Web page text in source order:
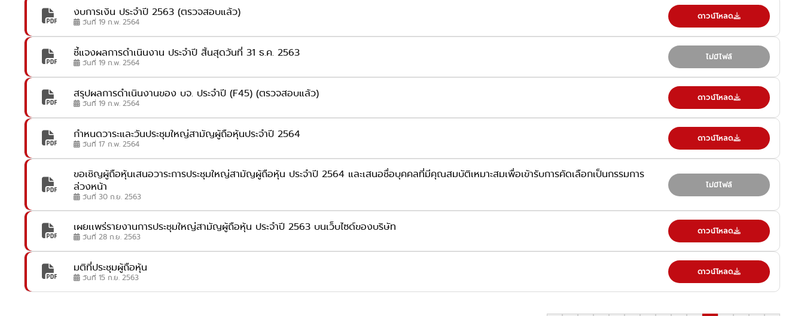
งบการเงิน ประจำปี 2563 (ตรวจสอบแล้ว)
วันที่ 19 ก.พ. 2564
ดาวน์โหลด
ชี้แจงผลการดำเนินงาน ประจำปี สิ้นสุดวันที่ 31 ธ.ค. 2563
วันที่ 19 ก.พ. 2564
ไม่มีไฟล์
สรุปผลการดำเนินงานของ บจ. ประจำปี (F45) (ตรวจสอบแล้ว)
วันที่ 19 ก.พ. 2564
ดาวน์โหลด
กำหนดวาระและวันประชุมใหญ่สามัญผู้ถือหุ้นประจำปี 2564
วันที่ 17 ก.พ. 2564
ดาวน์โหลด
ขอเชิญผู้ถือหุ้นเสนอวาระการประชุมใหญ่สามัญผู้ถือหุ้น ประจำปี 2564 และเสนอชื่อบุคคลที่มีคุณสมบัติเหมาะสมเพื่อเข้ารับการคัดเลือกเป็นกรรมการ
ล่วงหน้า
วันที่ 30 ก.ย. 2563
ไม่มีไฟล์
เผยเเพร่รายงานการประชุมใหญ่สามัญผู้ถือหุ้น ประจำปี 2563 บนเว็บไซด์ของบริษัท
วันที่ 28 ก.ย. 2563
ดาวน์โหลด
มติที่ประชุมผู้ถือหุ้น
วันที่ 15 ก.ย. 2563
ดาวน์โหลด